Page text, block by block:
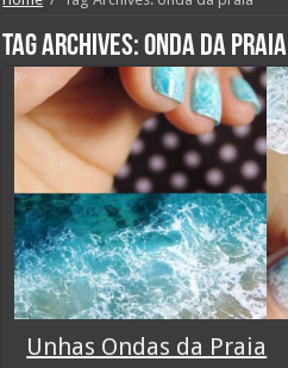
Tag Archives:onda da praia
Unhas Ondas da Praia